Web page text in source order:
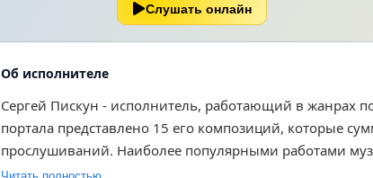
Слушать онлайн
Об исполнителе
Сергей Пискун - исполнитель, работающий в жанрах
портала представлено 15 его композиций, которые
прослушиваний. Наиболее популярными работами
«Коли-небудь», «Сонечко» и «Даруйте квіти